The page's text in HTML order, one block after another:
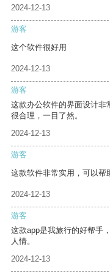
2024-12-13
游客
这个软件很好用
2024-12-13
游客
这款办公软件的界面设计非
很合理，一目了然。
2024-12-13
游客
这款软件非常实用，可以帮
2024-12-13
游客
这款app是我旅行的好帮手
人情。
2024-12-13